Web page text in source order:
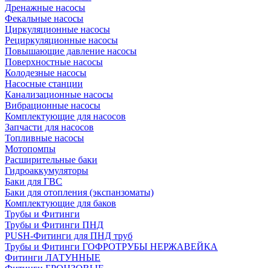
Дренажные насосы
Фекальные насосы
Циркуляционные насосы
Рециркуляционные насосы
Повышающие давление насосы
Поверхностные насосы
Колодезные насосы
Насосные станции
Канализационные насосы
Вибрационные насосы
Комплектующие для насосов
Запчасти для насосов
Топливные насосы
Мотопомпы
Расширительные баки
Гидроаккумуляторы
Баки для ГВС
Баки для отопления (экспанзоматы)
Комплектующие для баков
Трубы и Фитинги
Трубы и Фитинги ПНД
PUSH-Фитинги для ПНД труб
Трубы и Фитинги ГОФРОТРУБЫ НЕРЖАВЕЙКА
Фитинги ЛАТУННЫЕ